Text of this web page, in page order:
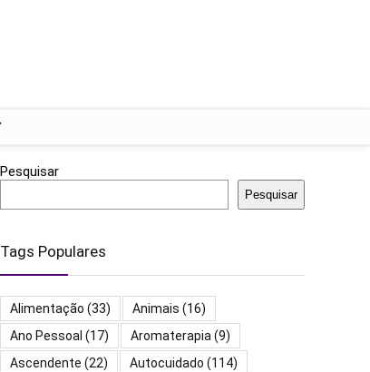
Pesquisar
Pesquisar
Tags Populares
Alimentação (33) Animais (16)
Ano Pessoal (17) Aromaterapia(9)
Ascendente (22) Autocuidado (114)